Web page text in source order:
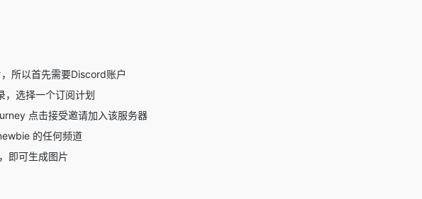
所以首先需要Discord账户
选择一个订阅计划
点击接受邀请加入该服务器
的任何频道
即可生成图片